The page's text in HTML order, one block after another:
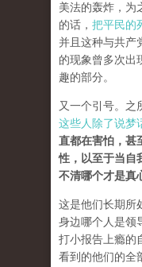
美法的轰炸，为
的话， 把平民的
并且这种与共产
的现象曾多次出
趣的部分。
又一个引号。之
这些人除了说梦
直都在害怕，甚
性，以至于当自
不清哪个才是真
这是他们长期所
身边哪个人是领
打小报告上瘾的
看到的他们的